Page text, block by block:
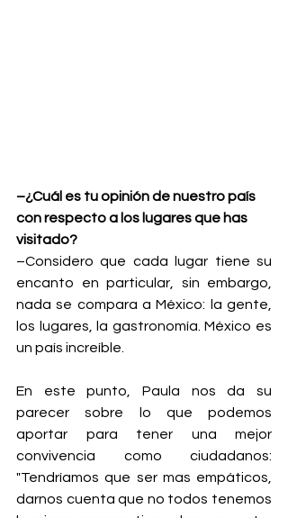
–¿Cuál es tu opinión de nuestro país
con respecto a los lugares que has
visitado?
–Considero que cada lugar tiene su
encanto en particular, sin embargo,
nada se compara a México: la gente,
los lugares, la gastronomía. México es
un país increíble.
En este punto, Paula nos da su
parecer sobre lo que podemos
aportar para tener una mejor
convivencia como ciudadanos:
"Tendríamos que ser mas empáticos,
darnos cuenta que no todos tenemos